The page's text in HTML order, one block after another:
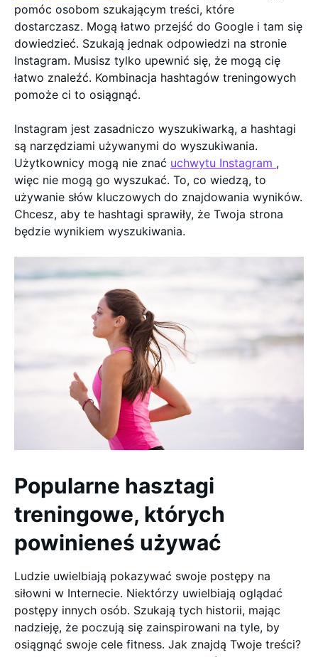
pomóc osobom szukającym treści, które
dostarczasz. Mogą łatwo przejść do Google i tam się
dowiedzieć. Szukają jednak odpowiedzi na stronie
Instagram. Musisz tylko upewnić się, że mogą cię
łatwo znaleźć. Kombinacja hashtagów treningowych
pomoże ci to osiągnąć.
Instagram jest zasadniczo wyszukiwarką, a hashtagi
są narzędziami używanymi do wyszukiwania.
Użytkownicy mogą nie znać uchwytu Instagram ,
więc nie mogą go wyszukać. To, co wiedzą, to
używanie słów kluczowych do znajdowania wyników.
Chcesz, aby te hashtagi sprawiły, że Twoja strona
będzie wynikiem wyszukiwania.
Popularne hasztagi
treningowe, których
powinieneś używać
Ludzie uwielbiają pokazywać swoje postępy na
siłowni w Internecie. Niektórzy uwielbiają oglądać
postępy innych osób. Szukają tych historii, mając
nadzieję, że poczują się zainspirowani na tyle, by
osiągnąć swoje cele fitness. Jak znajdą Twoje treści?